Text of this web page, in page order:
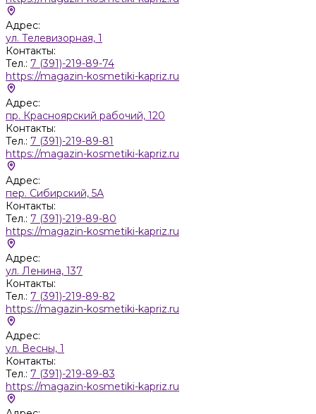
Адрес:
ул. Телевизорная, 1
Контакты:
Тел.: 7 (391)-219-89-74
https://magazin-kosmetiki-kapriz.ru
Адрес:
пр. Красноярский рабочий, 120
Контакты:
Тел.: 7 (391)-219-89-81
https://magazin-kosmetiki-kapriz.ru
Адрес:
пер. Сибирский, 5А
Контакты:
Тел.: 7 (391)-219-89-80
https://magazin-kosmetiki-kapriz.ru
Адрес:
ул. Ленина, 137
Контакты:
Тел.: 7 (391)-219-89-82
https://magazin-kosmetiki-kapriz.ru
Адрес:
ул. Весны, 1
Контакты:
Тел.: 7 (391)-219-89-83
https://magazin-kosmetiki-kapriz.ru